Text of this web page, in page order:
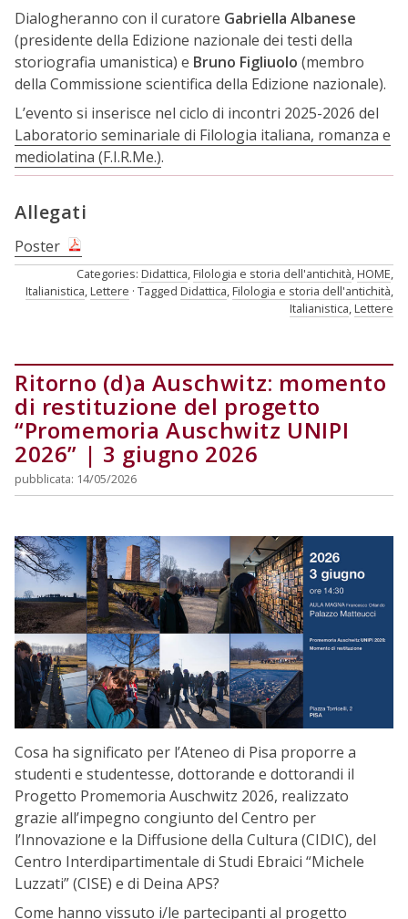
Dialogheranno con il curatore Gabriella Albanese
(presidente della Edizione nazionale dei testi della
storiografia umanistica) e Bruno Figliuolo (membro
della Commissione scientifica della Edizione nazionale).
L’evento si inserisce nel ciclo di incontri 2025-2026 del
Laboratorio seminariale di Filologia italiana, romanza e
mediolatina (F.I.R.Me.).
Allegati
Poster
Categories: Didattica,Filologia e storia dell'antichità,HOME,
Italianistica,Lettere Tagged Didattica,Filologia e storia dell'antichità,
Italianistica,Lettere
Ritorno (d)a Auschwitz: momento
di restituzione del progetto
“Promemoria Auschwitz UNIPI
2026” | 3 giugno 2026
pubblicata: 14/05/2026
Cosa ha significato per l’Ateneo di Pisa proporre a
studenti e studentesse, dottorande e dottorandi il
Progetto Promemoria Auschwitz 2026, realizzato
grazie all’impegno congiunto del Centro per
l’Innovazione e la Diffusione della Cultura (CIDIC), del
Centro Interdipartimentale di Studi Ebraici “Michele
Luzzati” (CISE) e di Deina APS?
Come hanno vissuto i/le partecipanti al progetto